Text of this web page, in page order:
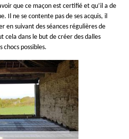
que ce maçon est certifié et qu’il a de
Il ne se contente pas de ses acquis, il
en suivant des séances régulières de
cela dans le but de créer des dalles
chocs possibles.